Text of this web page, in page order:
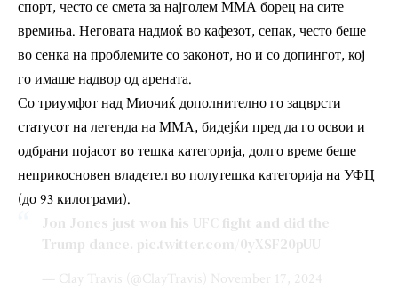
спорт, често се смета за најголем ММА борец на сите
времиња. Неговата надмоќ во кафезот, сепак, често беше
во сенка на проблемите со законот, но и со допингот, кој
го имаше надвор од арената.
Со триумфот над Миочиќ дополнително го зацврсти
статусот на легенда на ММА, бидејќи пред да го освои и
одбрани појасот во тешка категорија, долго време беше
неприкосновен владетел во полутешка категорија на УФЦ
(до 93 килограми).
Jon Jones just won his UFC fight and did the
Trump dance. pic.twitter.com/0yXSF20pUU
— Clay Travis (@ClayTravis) November 17, 2024